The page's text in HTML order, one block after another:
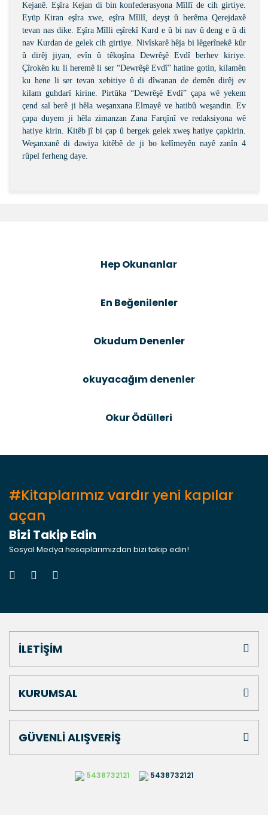
Kejanê. Eşîra Kejan di bin konfederasyona Mîllî de cih girtiye.
Eyüp Kiran eşîra xwe, eşîra Mîllî, deyşt û herêma Qerejdaxê
tevan nas dike. Eşîra Mîlli eşîrekî Kurd e û bi nav û deng e û di
nav Kurdan de gelek cih girtiye. Nivîskarê hêja bi lêgerînekê kûr
û dirêj jiyan, evîn û têkoşîna Dewrêşê Evdî berhev kiriye.
Çîrokên ku li heremê li ser “Dewrêşê Evdî” hatine gotin, kilamên
ku hene li ser tevan xebitiye û di dîwanan de demên dirêj ev
kilam guhdarî kirine. Pirtûka “Dewrêşê Evdî” çapa wê yekem
çend sal berê ji hêla weşanxana Elmayê ve hatibû weşandin. Ev
çapa duyem ji hêla zimanzan Zana Farqînî ve redaksiyona wê
hatiye kirin. Kitêb jî bi çap û bergek gelek xweş hatiye çapkirin.
Weşanxanê di dawiya kitêbê de ji bo kelîmeyên nayê zanîn 4
rûpel ferheng daye.
Ürün açıklamasında eksik bilgiler bulunuyor.
Ürün fiyatı diğer sitelerden daha pahalı.
Hep Okunanlar
En Beğenilenler
Okudum Denenler
okuyacağım denenler
Okur Ödülleri
#Kitaplarımız vardır yeni kapılar
açan
Bizi Takip Edin
Sosyal Medya hesaplarımızdan bizi takip edin!
İLETİŞİM
KURUMSAL
GÜVENLİ ALIŞVERİŞ
5438732121 5438732121